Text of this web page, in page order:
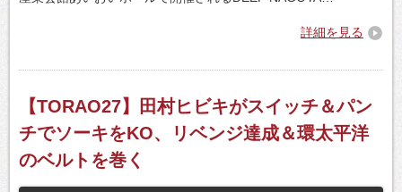
詳細を見る
【TORAO27】田村ヒビキがスイッチ＆パン
チでソーキをKO、リベンジ達成＆環太平洋
のベルトを巻く